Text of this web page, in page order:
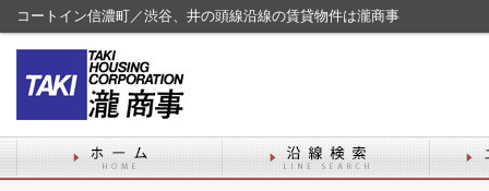
コートイン信濃町／渋谷、井の頭線沿線の賃貸物件は瀧商事